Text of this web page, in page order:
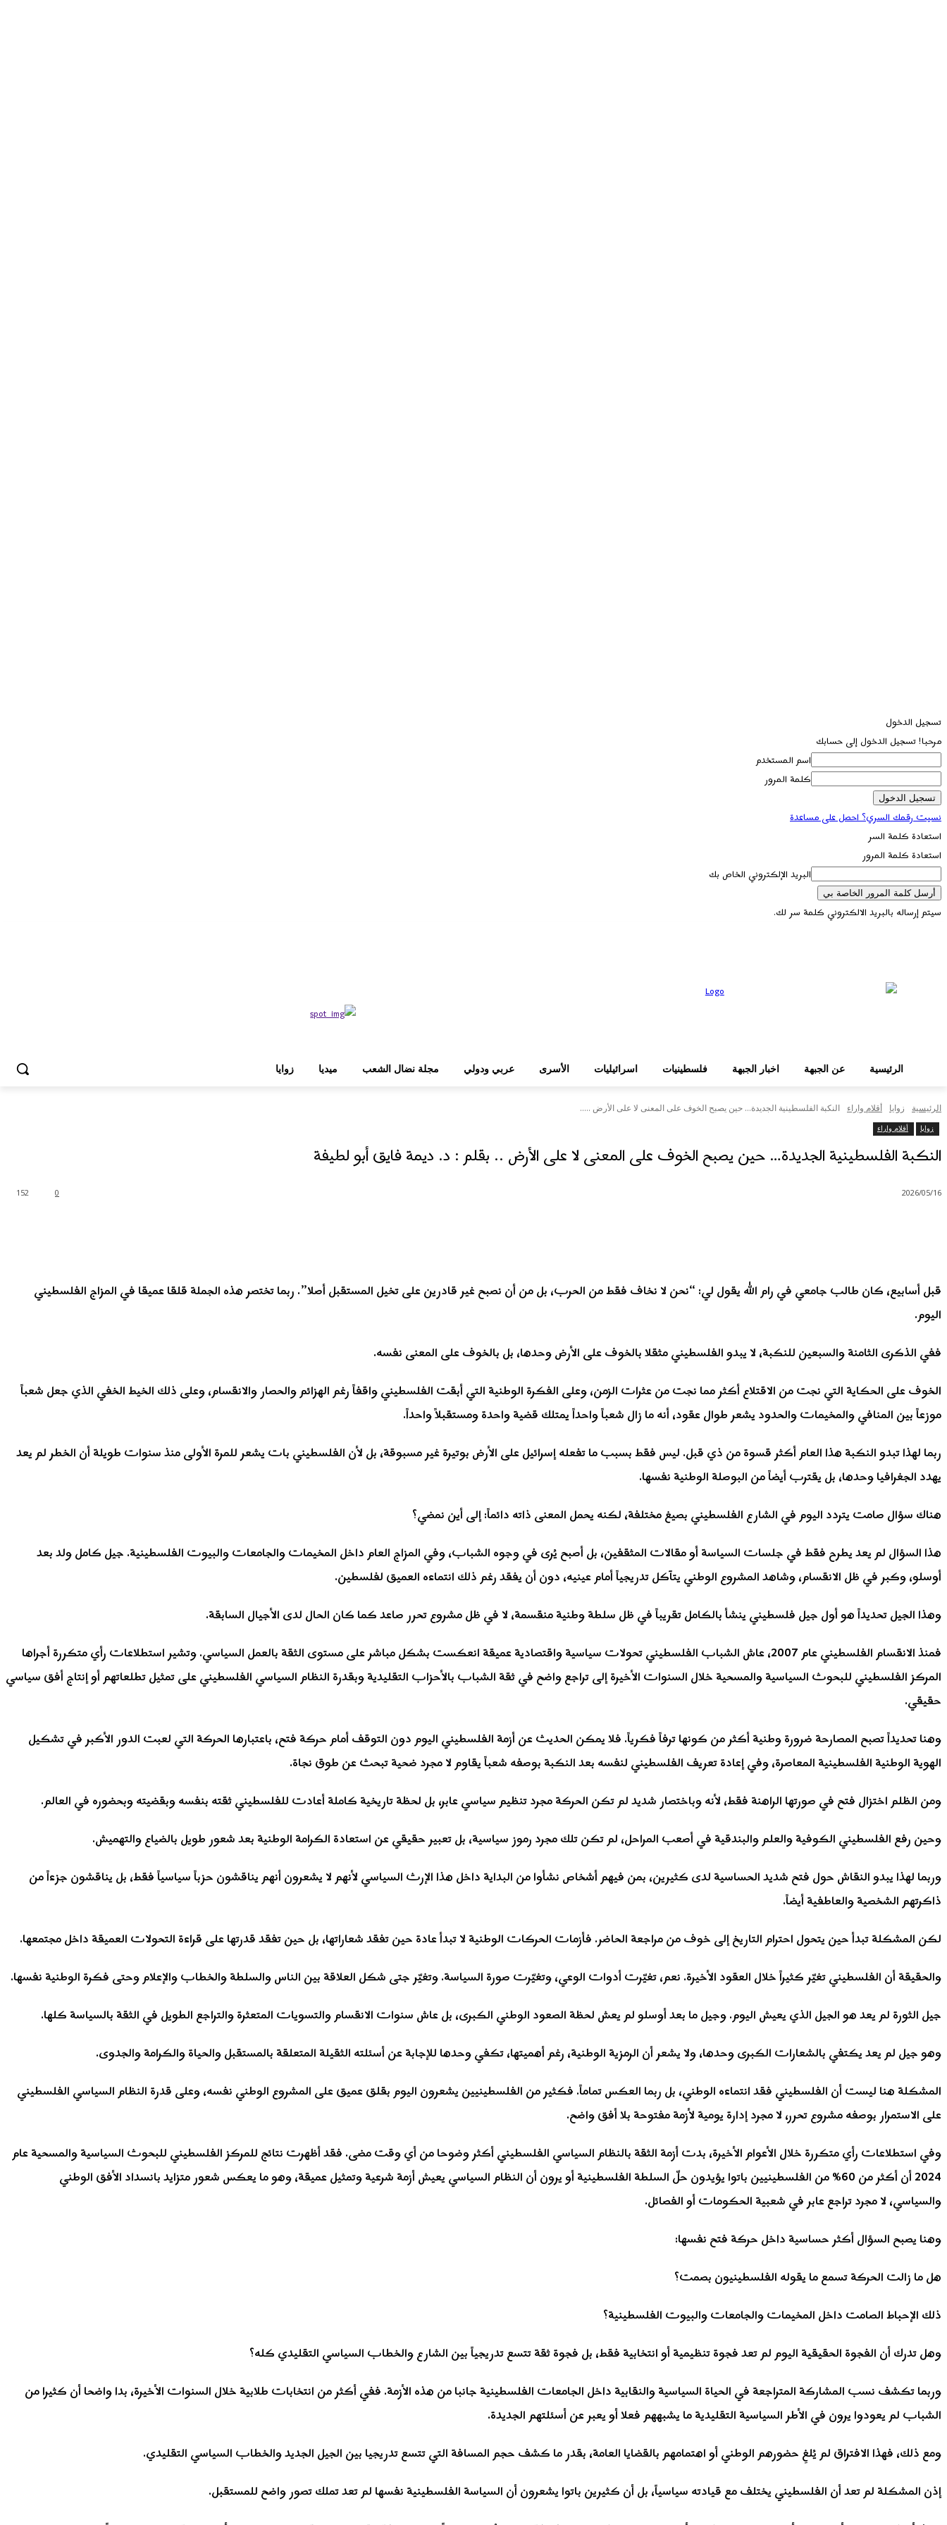
تسجيل الدخول
مرحبا! تسجيل الدخول إلى حسابك
اسم المستخدم
كلمة المرور
نسيت رقمك السري؟ احصل على مساعدة
استعادة كلمة السر
استعادة كلمة المرور
البريد الإلكتروني الخاص بك
سيتم إرساله بالبريد الالكتروني كلمة سر لك.
الرئيسية عن الجبهة اخبار الجبهة فلسطينيات اسرائيليات الأسرى عربي ودولي مجلة نضال الشعب ميديا زوايا
الرئيسية زوايا أقلام واراء النكبة الفلسطينية الجديدة… حين يصبح الخوف على المعنى لا على الأرض .....
زوايا أقلام واراء
النكبة الفلسطينية الجديدة… حين يصبح الخوف على المعنى لا على الأرض .. بقلم : د. ديمة فايق أبو لطيفة
0
152 2026/05/16
قبل أسابيع، كان طالب جامعي في رام الله يقول لي: “نحن لا نخاف فقط من الحرب، بل من أن نصبح غير قادرين على تخيل المستقبل أصلا”. ربما تختصر هذه الجملة قلقا عميقا في المزاج الفلسطيني
اليوم.
ففي الذكرى الثامنة والسبعين للنكبة، لا يبدو الفلسطيني مثقلا بالخوف على الأرض وحدها، بل بالخوف على المعنى نفسه.
الخوف على الحكاية التي نجت من الاقتلاع أكثر مما نجت من عثرات الزمن، وعلى الفكرة الوطنية التي أبقت الفلسطيني واقفاً رغم الهزائم والحصار والانقسام، وعلى ذلك الخيط الخفي الذي جعل شعباً
موزعاً بين المنافي والمخيمات والحدود يشعر طوال عقود، أنه ما زال شعباً واحداً يمتلك قضية واحدة ومستقبلاً واحداً.
ربما لهذا تبدو النكبة هذا العام أكثر قسوة من ذي قبل. ليس فقط بسبب ما تفعله إسرائيل على الأرض بوتيرة غير مسبوقة، بل لأن الفلسطيني بات يشعر للمرة الأولى منذ سنوات طويلة أن الخطر لم يعد
يهدد الجغرافيا وحدها، بل يقترب أيضاً من البوصلة الوطنية نفسها.
هناك سؤال صامت يتردد اليوم في الشارع الفلسطيني بصيغ مختلفة، لكنه يحمل المعنى ذاته دائماً: إلى أين نمضي؟
هذا السؤال لم يعد يطرح فقط في جلسات السياسة أو مقالات المثقفين، بل أصبح يُرى في وجوه الشباب، وفي المزاج العام داخل المخيمات والجامعات والبيوت الفلسطينية. جيل كامل ولد بعد
أوسلو، وكبر في ظل الانقسام، وشاهد المشروع الوطني يتآكل تدريجياً أمام عينيه، دون أن يفقد رغم ذلك انتماءه العميق لفلسطين.
وهذا الجيل تحديداً هو أول جيل فلسطيني ينشأ بالكامل تقريباً في ظل سلطة وطنية منقسمة، لا في ظل مشروع تحرر صاعد كما كان الحال لدى الأجيال السابقة.
فمنذ الانقسام الفلسطيني عام 2007، عاش الشباب الفلسطيني تحولات سياسية واقتصادية عميقة انعكست بشكل مباشر على مستوى الثقة بالعمل السياسي. وتشير استطلاعات رأي متكررة أجراها
المركز الفلسطيني للبحوث السياسية والمسحية خلال السنوات الأخيرة إلى تراجع واضح في ثقة الشباب بالأحزاب التقليدية وبقدرة النظام السياسي الفلسطيني على تمثيل تطلعاتهم أو إنتاج أفق سياسي
حقيقي.
وهنا تحديداً تصبح المصارحة ضرورة وطنية أكثر من كونها ترفاً فكرياً. فلا يمكن الحديث عن أزمة الفلسطيني اليوم دون التوقف أمام حركة فتح، باعتبارها الحركة التي لعبت الدور الأكبر في تشكيل
الهوية الوطنية الفلسطينية المعاصرة، وفي إعادة تعريف الفلسطيني لنفسه بعد النكبة بوصفه شعباً يقاوم لا مجرد ضحية تبحث عن طوق نجاة.
ومن الظلم اختزال فتح في صورتها الراهنة فقط، لأنه وباختصار شديد لم تكن الحركة مجرد تنظيم سياسي عابر، بل لحظة تاريخية كاملة أعادت للفلسطيني ثقته بنفسه وبقضيته وبحضوره في العالم.
وحين رفع الفلسطيني الكوفية والعلم والبندقية في أصعب المراحل، لم تكن تلك مجرد رموز سياسية، بل تعبير حقيقي عن استعادة الكرامة الوطنية بعد شعور طويل بالضياع والتهميش.
وربما لهذا يبدو النقاش حول فتح شديد الحساسية لدى كثيرين، بمن فيهم أشخاص نشأوا من البداية داخل هذا الإرث السياسي لأنهم لا يشعرون أنهم يناقشون حزباً سياسياً فقط، بل يناقشون جزءاً من
ذاكرتهم الشخصية والعاطفية أيضاً.
لكن المشكلة تبدأ حين يتحول احترام التاريخ إلى خوف من مراجعة الحاضر. فأزمات الحركات الوطنية لا تبدأ عادة حين تفقد شعاراتها، بل حين تفقد قدرتها على قراءة التحولات العميقة داخل مجتمعها.
والحقيقة أن الفلسطيني تغيّر كثيراً خلال العقود الأخيرة. نعم، تغيّرت أدوات الوعي، وتغيّرت صورة السياسة. وتغيّر جتى شكل العلاقة بين الناس والسلطة والخطاب والإعلام وحتى فكرة الوطنية نفسها.
جيل الثورة لم يعد هو الجيل الذي يعيش اليوم. وجيل ما بعد أوسلو لم يعش لحظة الصعود الوطني الكبرى، بل عاش سنوات الانقسام والتسويات المتعثرة والتراجع الطويل في الثقة بالسياسة كلها.
وهو جيل لم يعد يكتفي بالشعارات الكبرى وحدها، ولا يشعر أن الرمزية الوطنية، رغم أهميتها، تكفي وحدها للإجابة عن أسئلته الثقيلة المتعلقة بالمستقبل والحياة والكرامة والجدوى.
المشكلة هنا ليست أن الفلسطيني فقد انتماءه الوطني، بل ربما العكس تماماً. فكثير من الفلسطينيين يشعرون اليوم بقلق عميق على المشروع الوطني نفسه، وعلى قدرة النظام السياسي الفلسطيني
على الاستمرار بوصفه مشروع تحرر، لا مجرد إدارة يومية لأزمة مفتوحة بلا أفق واضح.
وفي استطلاعات رأي متكررة خلال الأعوام الأخيرة، بدت أزمة الثقة بالنظام السياسي الفلسطيني أكثر وضوحا من أي وقت مضى. فقد أظهرت نتائج للمركز الفلسطيني للبحوث السياسية والمسحية عام
2024 أن أكثر من 60% من الفلسطينيين باتوا يؤيدون حلّ السلطة الفلسطينية أو يرون أن النظام السياسي يعيش أزمة شرعية وتمثيل عميقة، وهو ما يعكس شعور متزايد بانسداد الأفق الوطني
والسياسي، لا مجرد تراجع عابر في شعبية الحكومات أو الفصائل.
وهنا يصبح السؤال أكثر حساسية داخل حركة فتح نفسها:
هل ما زالت الحركة تسمع ما يقوله الفلسطينيون بصمت؟
ذلك الإحباط الصامت داخل المخيمات والجامعات والبيوت الفلسطينية؟
وهل تدرك أن الفجوة الحقيقية اليوم لم تعد فجوة تنظيمية أو انتخابية فقط، بل فجوة ثقة تتسع تدريجياً بين الشارع والخطاب السياسي التقليدي كله؟
وربما تكشف نسب المشاركة المتراجعة في الحياة السياسية والنقابية داخل الجامعات الفلسطينية جانبا من هذه الأزمة. ففي أكثر من انتخابات طلابية خلال السنوات الأخيرة، بدا واضحا أن كثيرا من
الشباب لم يعودوا يرون في الأطر السياسية التقليدية ما يشبههم فعلا أو يعبر عن أسئلتهم الجديدة.
ومع ذلك، فهذا الافتراق لم يُلغِ حضورهم الوطني أو اهتمامهم بالقضايا العامة، بقدر ما كشف حجم المسافة التي تتسع تدريجيا بين الجيل الجديد والخطاب السياسي التقليدي.
إذن المشكلة لم تعد أن الفلسطيني يختلف مع قيادته سياسياً، بل أن كثيرين باتوا يشعرون أن السياسة الفلسطينية نفسها لم تعد تملك تصور واضح للمستقبل.